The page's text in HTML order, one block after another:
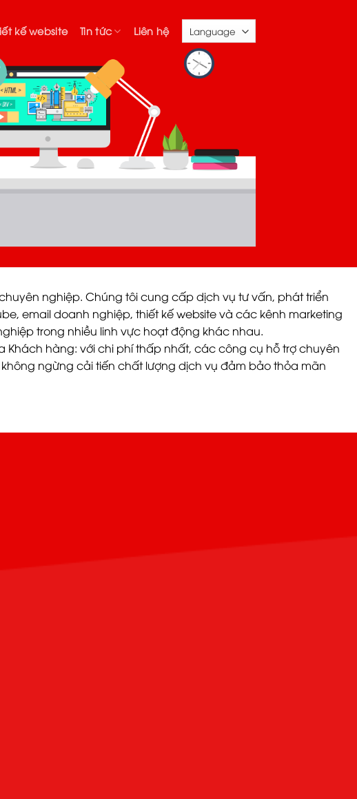
kế website Tin tức Liên hệ
nghiệp. Chúng tôi cung cấp dịch vụ tư vấn, phát triển
email doanh nghiệp, thiết kế website và các kênh marketing
trong nhiều linh vực hoạt động khác nhau.
hàng: với chi phí thấp nhất, các công cụ hỗ trợ chuyên
ngừng cải tiến chất lượng dịch vụ đảm bảo thỏa mãn